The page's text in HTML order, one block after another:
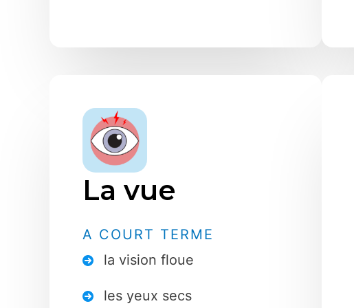
La vue
A COURT TERME
la vision floue
les yeux secs